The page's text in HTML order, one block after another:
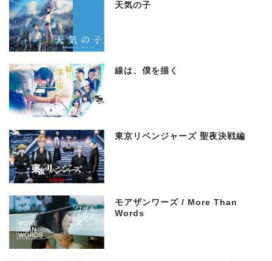
天気の子
線は、僕を描く
東京リベンジャーズ 聖夜決戦編
モアザンワーズ / More Than
Words